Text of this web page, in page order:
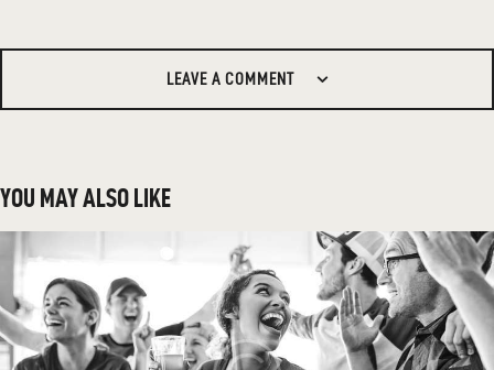
LEAVE A COMMENT
YOU MAY ALSO LIKE